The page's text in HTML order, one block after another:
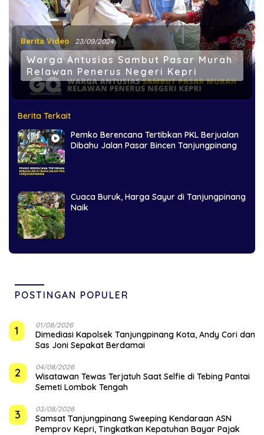
Berita Video 23/09/2024
Warga Antusias Sambut Pasar Murah
Relawan Penerus Negeri Kepri
Berita Terkait
Pemko Berencana Tertibkan PKL Berjualan
Dibahu Jalan Pasar Bincen Tanjungpinang
Cuaca Buruk, Harga Sayur di Tanjungpinang
Naik
POSTINGAN POPULER
1 01/08/2026
Dimediasi Kapolsek Tanjungpinang Kota, Andy Cori dan
Sas Joni Sepakat Berdamai
2 04/08/2026
Wisatawan Tewas Terjatuh Saat Selfie di Tebing Pantai
Semeti Lombok Tengah
3 03/08/2026
Samsat Tanjungpinang Sweeping Kendaraan ASN
Pemprov Kepri, Tingkatkan Kepatuhan Bayar Pajak